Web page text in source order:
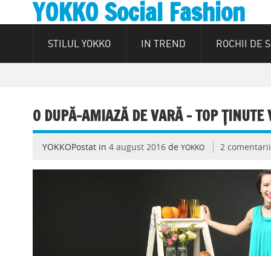
YOKKO Social Fashion
STILUL YOKKO IN TREND ROCHII DE
O DUPĂ-AMIAZĂ DE VARĂ – TOP ȚINUTE
YOKKOPostat in 4 august 2016de YOKKO 2 comentarii